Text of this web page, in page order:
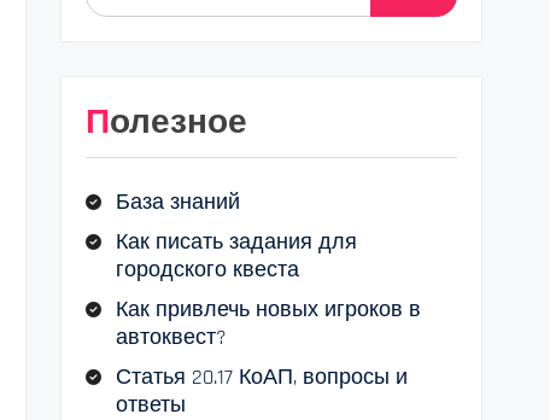
Полезное
База знаний
Как писать задания для
городского квеста
Как привлечь новых игроков в
автоквест?
Статья 20.17 КоАП, вопросы и
ответы